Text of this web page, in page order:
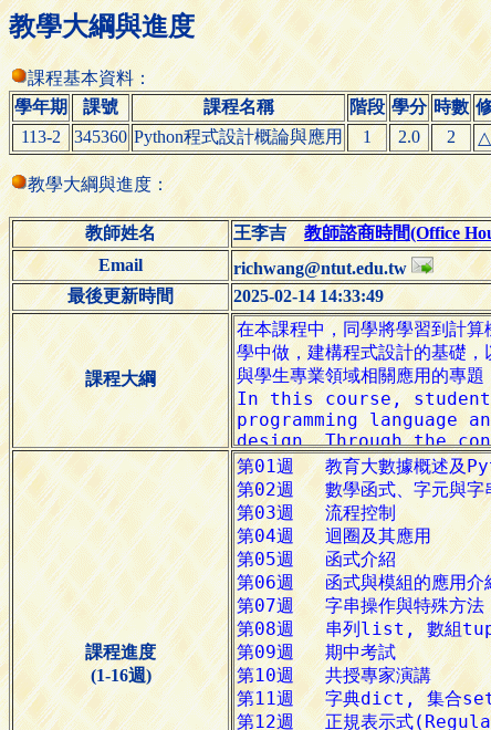
教學大綱與進度
課程基本資料：
學年期
課號 課程名稱 階段 學分 時數
113-2
345360 Python程式設計概論與應用 1 2.0 2 △
教學大綱與進度：
教師姓名 王李吉 教師諮商時間(Office
Email
richwang@ntut.edu.tw
最後更新時間
2025-02-14 14:33:49
課程大綱
課程進度
(1-16週)